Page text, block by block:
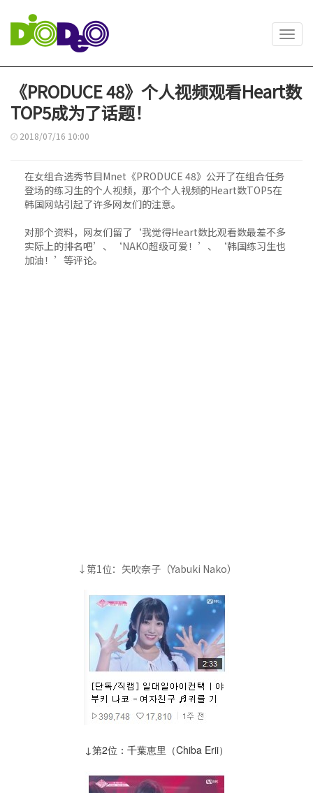
《PRODUCE 48》个人视频观看Heart数
TOP5成为了话题！
2018/07/16 10:00
在女组合选秀节目Mnet《PRODUCE 48》公开了在组合任务
登场的练习生的个人视频，那个个人视频的Heart数TOP5在
韩国网站引起了许多网友们的注意。
对那个资料，网友们留了‘我觉得Heart数比观看数最差不多
实际上的排名吧’、‘NAKO超级可爱！’、‘韩国练习生也
加油！’等评论。
↓第1位：矢吹奈子（Yabuki Nako）
↓第2位：千葉恵里（Chiba Erii）